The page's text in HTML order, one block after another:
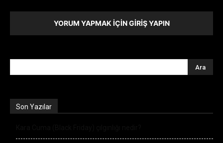
YORUM YAPMAK İÇIN GIRIŞ YAPIN
Son Yazılar